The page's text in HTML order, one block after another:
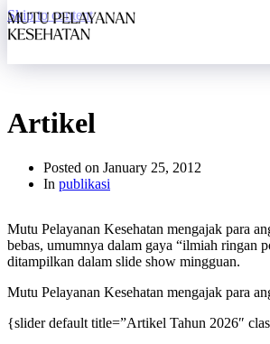
Skip to content
Artikel
Posted on January 25, 2012
In publikasi
Mutu Pelayanan Kesehatan mengajak para
bebas, umumnya dalam gaya “ilmiah ringan
ditampilkan dalam slide show mingguan.
Mutu Pelayanan Kesehatan mengajak para
{slider default title=”Artikel Tahun 2026″